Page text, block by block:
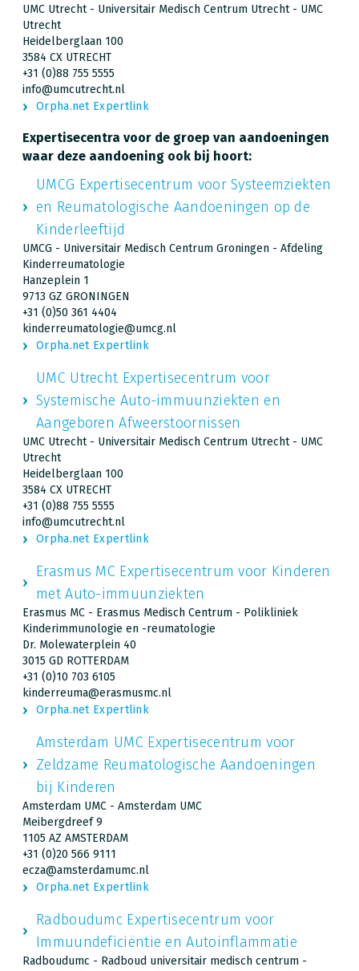
UMC Utrecht - Universitair Medisch Centrum Utrecht - UMC
Utrecht
Heidelberglaan 100
3584 CX UTRECHT
+31 (0)88 755 5555
info@umcutrecht.nl
Orpha.net Expertlink
Expertisecentra voor de groep van aandoeningen
waar deze aandoening ook bij hoort:
UMCG Expertisecentrum voor Systeemziekten
en Reumatologische Aandoeningen op de
Kinderleeftijd
UMCG - Universitair Medisch Centrum Groningen - Afdeling
Kinderreumatologie
Hanzeplein 1
9713 GZ GRONINGEN
+31 (0)50 361 4404
kinderreumatologie@umcg.nl
Orpha.net Expertlink
UMC Utrecht Expertisecentrum voor
Systemische Auto-immuunziekten en
Aangeboren Afweerstoornissen
UMC Utrecht - Universitair Medisch Centrum Utrecht - UMC
Utrecht
Heidelberglaan 100
3584 CX UTRECHT
+31 (0)88 755 5555
info@umcutrecht.nl
Orpha.net Expertlink
Erasmus MC Expertisecentrum voor Kinderen
met Auto-immuunziekten
Erasmus MC - Erasmus Medisch Centrum - Polikliniek
Kinderimmunologie en -reumatologie
Dr. Molewaterplein 40
3015 GD ROTTERDAM
+31 (0)10 703 6105
kinderreuma@erasmusmc.nl
Orpha.net Expertlink
Amsterdam UMC Expertisecentrum voor
Zeldzame Reumatologische Aandoeningen
bij Kinderen
Amsterdam UMC - Amsterdam UMC
Meibergdreef 9
1105 AZ AMSTERDAM
+31 (0)20 566 9111
ecza@amsterdamumc.nl
Orpha.net Expertlink
Radboudumc Expertisecentrum voor
Immuundeficiëntie en Autoinflammatie
Radboudumc - Radboud universitair medisch centrum -